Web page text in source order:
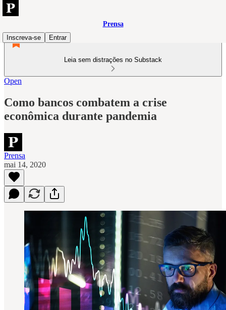
Prensa
Inscreva-se
Entrar
Leia sem distrações no Substack
Open
Como bancos combatem a crise
econômica durante pandemia
Prensa
mai 14, 2020